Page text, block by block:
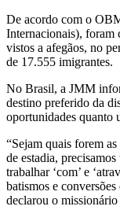
De acordo com o
Internacionais), foram
vistos a afegãos, no
de 17.555 imigrantes.
No Brasil, a JMM
destino preferido da
oportunidades quanto
“Sejam quais forem
de estadia, precisamos
trabalhar ‘com’ e
batismos e
declarou o